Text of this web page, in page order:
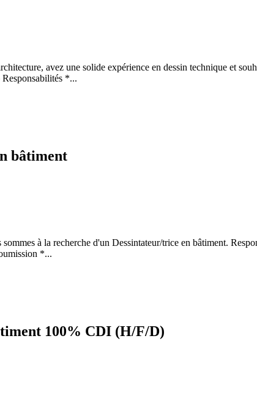
avez une solide expérience en dessin technique et
*...
bâtiment
à la recherche d'un Dessintateur/trice en bâtiment.
*...
100% CDI (H/F/D)